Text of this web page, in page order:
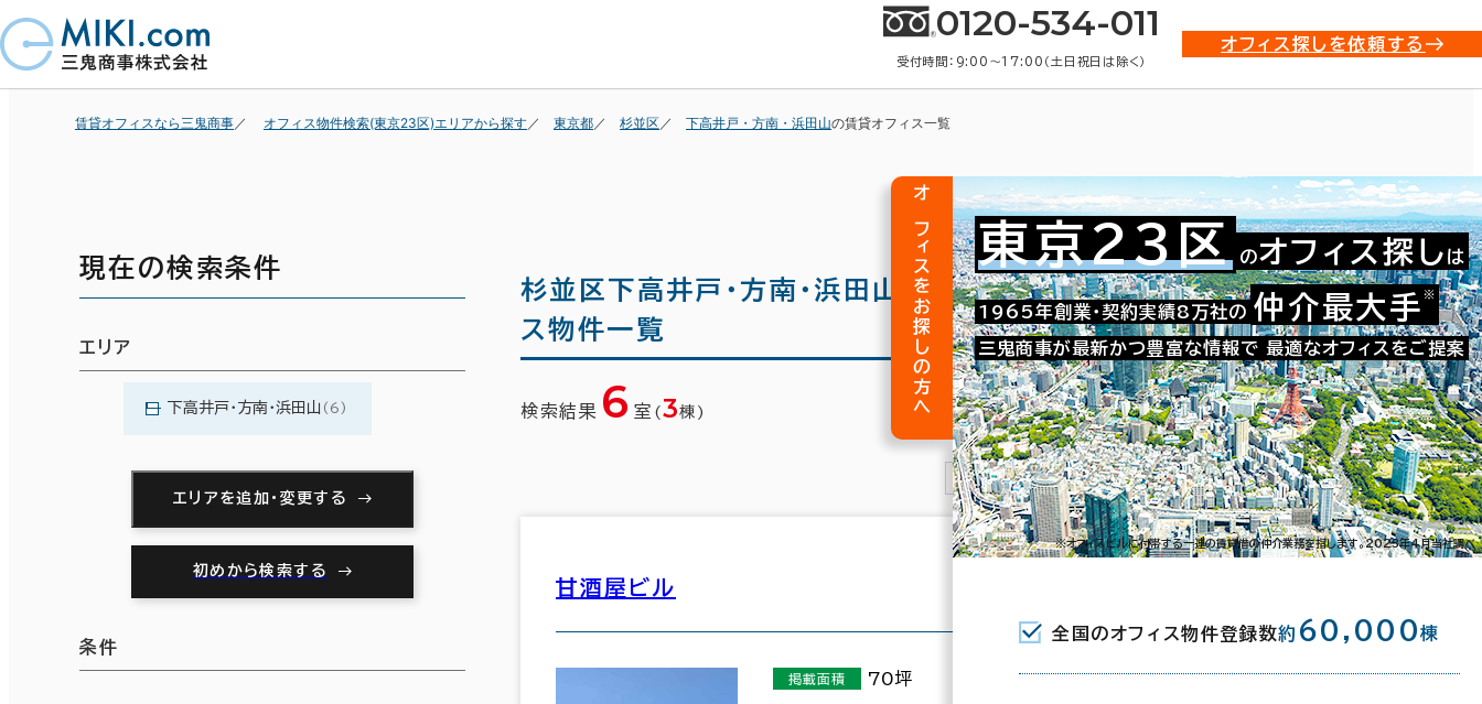
0120-534-011
受付時間：9:00〜17:00（土日祝日は除く）
オフィス探しを依頼する
賃貸オフィスなら三鬼商事 オフィス物件検索(東京23区)エリアから探す 東京都 杉並区 下高井戸・方南・浜田山の賃貸オフィス一覧
杉並区下高井戸・方南・浜田山の 貸事務所(賃貸事務所)・賃貸オフィ
ス物件一覧
検索結果 6 室 (3棟) 条件で絞り込む
1
甘酒屋ビル
掲載面積 70坪
現在の検索条件
エリア
下高井戸・方南・浜田山 (6)
エリアを追加・変更する
初めから検索する
条件
オフィスをお探しの方へ 東京23区 のオフィス探し は
1965年創業・契約実績8万社の 仲介最大手 ※
三鬼商事が最新かつ豊富な情報で 最適なオフィスをご提案
※オフィスビルに付帯する一連の賃貸借の仲介業務を指します。2023年4月当社調べ
全国のオフィス物件登録数約 60,000棟